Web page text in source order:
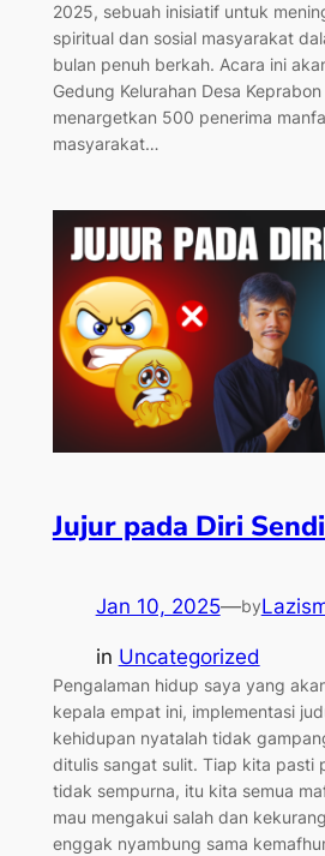
2025, sebuah inisiatif untuk
spiritual dan sosial masyarakat
bulan penuh berkah. Acara ini
Gedung Kelurahan Desa
menargetkan 500 penerima
masyarakat…
Jujur pada Diri
Jan 10, 2025—by
in Uncategorized
Pengalaman hidup saya yang
kepala empat ini, implementasi
kehidupan nyatalah tidak
ditulis sangat sulit. Tiap kita pasti
tidak sempurna, itu kita semua
mau mengakui salah dan
enggak nyambung sama